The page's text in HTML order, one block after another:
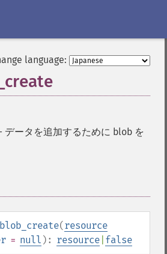
language:
データを追加するために blob を
(resource
= null ): resource false